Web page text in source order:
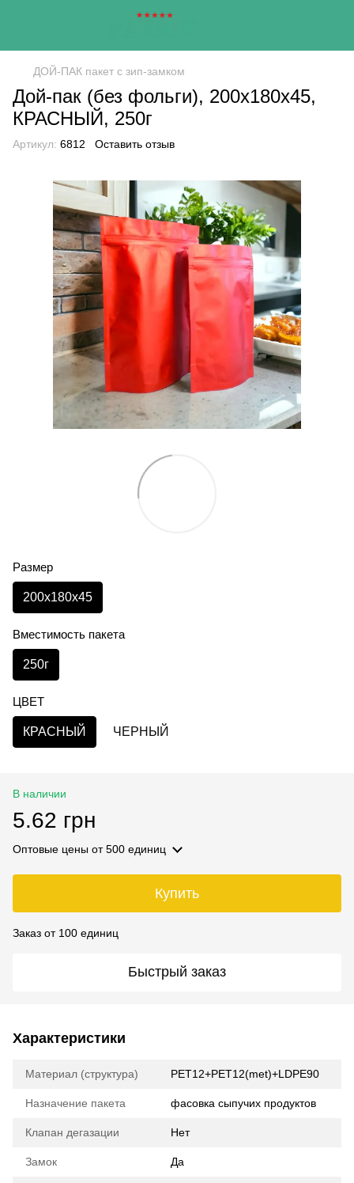
ДОЙ-ПАК пакет с зип-замком
Дой-пак (без фольги), 200х180х45,
КРАСНЫЙ, 250г
Артикул: 6812 Оставить отзыв
Размер
200х180х45
Вместимость пакета
250г
ЦВЕТ
КРАСНЫЙ ЧЕРНЫЙ
В наличии
5.62 грн
Оптовые цены от 500 единиц
Купить
Заказ от 100 единиц
Быстрый заказ
Характеристики
Материал (структура) PET12+PET12(met)+LDPE90
Назначение пакета фасовка сыпучих продуктов
Клапан дегазации Нет
Замок Да